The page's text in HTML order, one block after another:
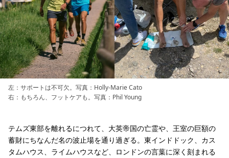
左：サポートは不可欠。写真：Holly-Marie Cato
右：もちろん、フットケアも。写真：Phil Young
テムズ東部を離れるにつれて、大英帝国の亡霊や、王室の巨額の
蓄財にちなんだ名の波止場を通り過ぎる。東インドドック、カス
タムハウス、ライムハウスなど、ロンドンの言葉に深く刻まれる